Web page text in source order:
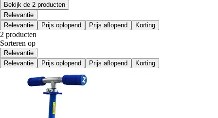
Bekijk de 2 producten
Relevantie
Relevantie
Prijs oplopend Prijs aflopend Korting
2 producten
Sorteren op
Relevantie
Relevantie
Prijs oplopend Prijs aflopend Korting